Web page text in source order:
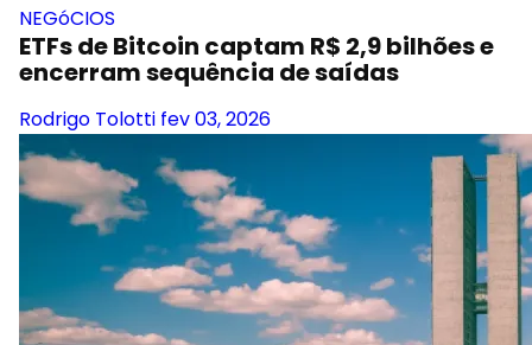
NEGóCIOS
ETFs de Bitcoin captam R$ 2,9 bilhões e
encerram sequência de saídas
Rodrigo Tolotti fev 03, 2026